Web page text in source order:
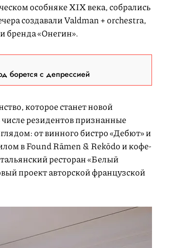
особняке XIX века, собрались
создавали Valdman + orchestra,
бренда «Онегин».
борется с депрессией
которое станет новой
резидентов признанные
от винного бистро «Дебют» и
в Found Rāmen & Rekōdo и кофе-
ресторан «Белый
проект авторской французской